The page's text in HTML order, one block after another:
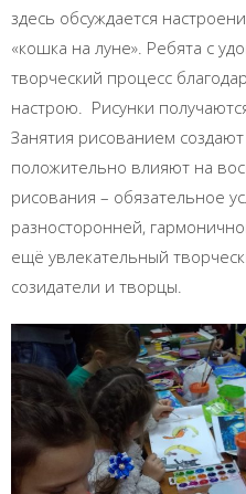
здесь обсуждается
«кошка на луне». Ребята с
творческий процесс
настрою. Рисунки
Занятия рисованием
положительно влияют на
рисования – обязательное
разносторонней,
ещё увлекательный
созидатели и творцы.